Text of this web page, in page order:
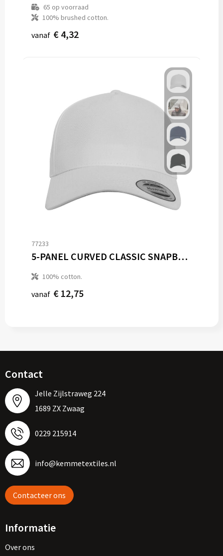
65 op voorraad
100% brushed cotton.
vanaf € 4,32
77233
5-PANEL CURVED CLASSIC SNAPBACK
100% cotton.
vanaf € 12,75
Contact
Jelle Zijlstraweg 224
1689 ZX Zwaag
0229 215914
info@kemmetextiles.nl
Contacteer ons
Informatie
Over ons